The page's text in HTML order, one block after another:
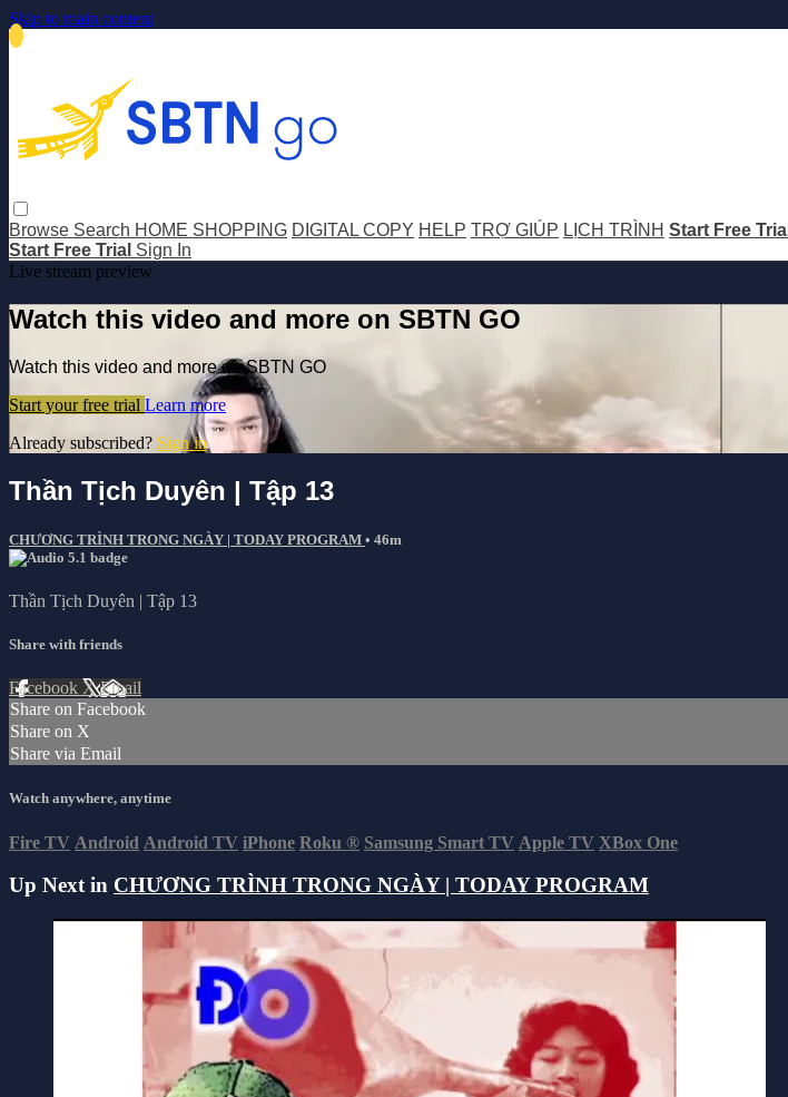
Skip to main content
Browse Search HOME SHOPPING DIGITAL COPY HELP TRỢ GIÚP LỊCH TRÌNH Start Free Trial
Start Free Trial Sign In
Live stream preview
Watch this video and more on SBTN GO
Watch this video and more on SBTN GO
Start your free trial Learn more
Already subscribed? Sign in
Thần Tịch Duyên | Tập 13
CHƯƠNG TRÌNH TRONG NGÀY | TODAY PROGRAM • 46m
Thần Tịch Duyên | Tập 13
Share with friends
Facebook XEmail
Share on Facebook
Share on X
Share via Email
Watch anywhere, anytime
Fire TV Android Android TV iPhone Roku ® Samsung Smart TV Apple TV XBox One
Up Next in CHƯƠNG TRÌNH TRONG NGÀY | TODAY PROGRAM